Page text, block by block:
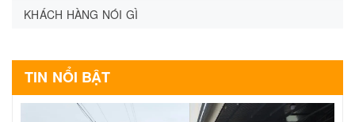
KHÁCH HÀNG NÓI GÌ
TIN NỔI BẬT